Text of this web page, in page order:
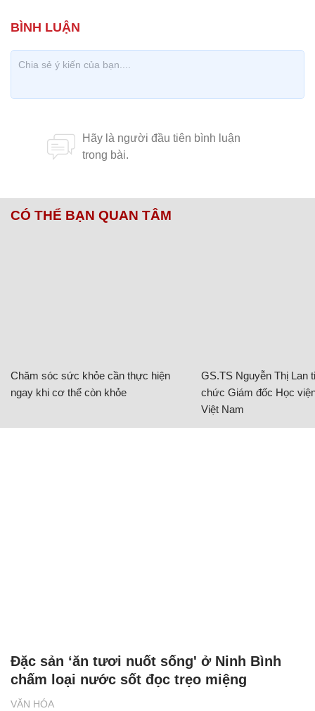
CÓ THỂ BẠN QUAN TÂM
Chăm sóc sức khỏe cần thực hiện
ngay khi cơ thể còn khỏe
GS.TS Nguyễn Thị Lan
chức Giám đốc Học
Việt Nam
VĂN HÓA
Đặc sản ‘ăn tươi nuốt sống' ở Ninh Bình
chấm loại nước sốt đọc trẹo miệng